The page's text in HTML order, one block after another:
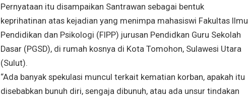
Pernyataan itu disampaikan Santrawan sebagai bentuk
keprihatinan atas kejadian yang menimpa mahasiswi Fakultas Ilmu
Pendidikan dan Psikologi (FIPP) jurusan Pendidkan Guru Sekolah
Dasar (PGSD), di rumah kosnya di Kota Tomohon, Sulawesi Utara
(Sulut).
“Ada banyak spekulasi muncul terkait kematian korban, apakah itu
disebabkan bunuh diri, sengaja dibunuh, atau ada unsur tindakan